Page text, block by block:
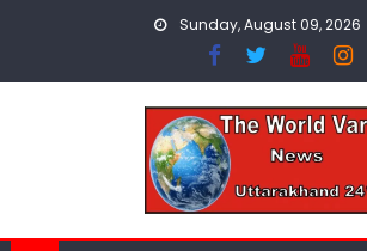
Sunday, August 09, 2026